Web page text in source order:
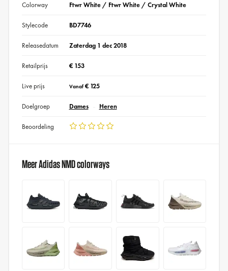
Colorway Ftwr White / Ftwr White / Crystal White
Stylecode BD7746
Releasedatum Zaterdag 1 dec 2018
Retailprijs € 153
Live prijs Vanaf€ 125
Doelgroep Dames Heren
Beoordeling
Meer Adidas NMD colorways